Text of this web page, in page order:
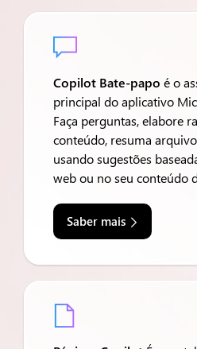

Copilot Bate-papo é o
principal do aplicativo
Faça perguntas, elabore
conteúdo, resuma
usando sugestões
web ou no seu conteúdo
Saber mais
